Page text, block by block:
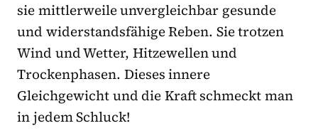
sie mittlerweile unvergleichbar gesunde
und widerstandsfähige Reben. Sie trotzen
Wind und Wetter, Hitzewellen und
Trockenphasen. Dieses innere
Gleichgewicht und die Kraft schmeckt man
in jedem Schluck!